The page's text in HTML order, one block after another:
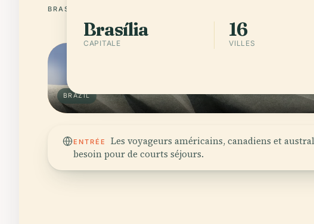
BRASÍLIA
BRAZIL
Brasília
CAPITALE
16
VILLES
ENTRÉE
Les voyageurs américains, canadiens et
besoin pour de courts séjours.